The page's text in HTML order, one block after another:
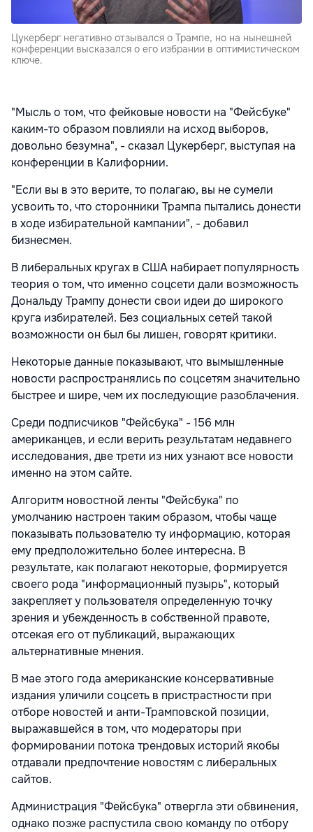
Цукерберг негативно отзывался о Трампе, но на нынешней
конференции высказался о его избрании в оптимистическом
ключе.
"Мысль о том, что фейковые новости на "Фейсбуке"
каким-то образом повлияли на исход выборов,
довольно безумна", - сказал Цукерберг, выступая на
конференции в Калифорнии.
"Если вы в это верите, то полагаю, вы не сумели
усвоить то, что сторонники Трампа пытались донести
в ходе избирательной кампании", - добавил
бизнесмен.
В либеральных кругах в США набирает популярность
теория о том, что именно соцсети дали возможность
Дональду Трампу донести свои идеи до широкого
круга избирателей. Без социальных сетей такой
возможности он был бы лишен, говорят критики.
Некоторые данные показывают, что вымышленные
новости распространялись по соцсетям значительно
быстрее и шире, чем их последующие разоблачения.
Среди подписчиков "Фейсбука" - 156 млн
американцев, и если верить результатам недавнего
исследования, две трети из них узнают все новости
именно на этом сайте.
Алгоритм новостной ленты "Фейсбука" по
умолчанию настроен таким образом, чтобы чаще
показывать пользователю ту информацию, которая
ему предположительно более интересна. В
результате, как полагают некоторые, формируется
своего рода "информационный пузырь", который
закрепляет у пользователя определенную точку
зрения и убежденность в собственной правоте,
отсекая его от публикаций, выражающих
альтернативные мнения.
В мае этого года американские консервативные
издания уличили соцсеть в пристрастности при
отборе новостей и анти-Трамповской позиции,
выражавшейся в том, что модераторы при
формировании потока трендовых историй якобы
отдавали предпочтение новостям с либеральных
сайтов.
Администрация "Фейсбука" отвергла эти обвинения,
однако позже распустила свою команду по отбору